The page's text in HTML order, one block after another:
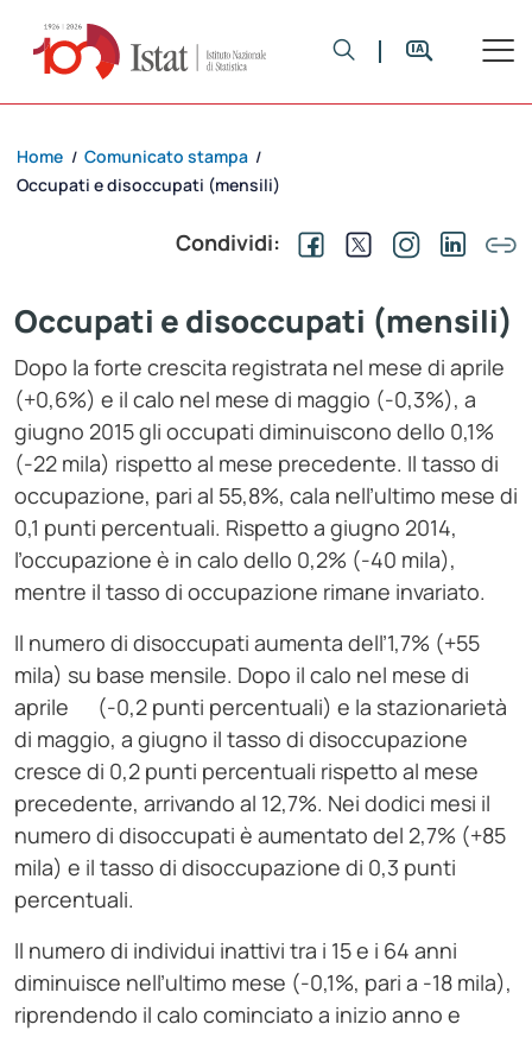
Home / Comunicato stampa /
Occupati e disoccupati (mensili)
Condividi:
Occupati e disoccupati (mensili)
Dopo la forte crescita registrata nel mese di aprile
(+0,6%) e il calo nel mese di maggio (-0,3%), a
giugno 2015 gli occupati diminuiscono dello 0,1%
(-22 mila) rispetto al mese precedente. Il tasso di
occupazione, pari al 55,8%, cala nell’ultimo mese di
0,1 punti percentuali. Rispetto a giugno 2014,
l’occupazione è in calo dello 0,2% (-40 mila),
mentre il tasso di occupazione rimane invariato.
Il numero di disoccupati aumenta dell’1,7% (+55
mila) su base mensile. Dopo il calo nel mese di
aprile (-0,2 punti percentuali) e la stazionarietà
di maggio, a giugno il tasso di disoccupazione
cresce di 0,2 punti percentuali rispetto al mese
precedente, arrivando al 12,7%. Nei dodici mesi il
numero di disoccupati è aumentato del 2,7% (+85
mila) e il tasso di disoccupazione di 0,3 punti
percentuali.
Il numero di individui inattivi tra i 15 e i 64 anni
diminuisce nell’ultimo mese (-0,1%, pari a -18 mila),
riprendendo il calo cominciato a inizio anno e